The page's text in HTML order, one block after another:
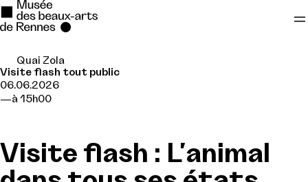
Se rendre au
Contenu principal
Quai Zola
Visite flash tout public
06.06.2026
à 15h00
Visite flash : L'animal